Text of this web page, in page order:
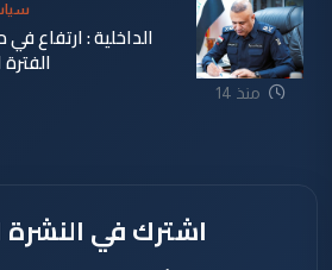
منذ 14
الداخلية : ارتفاع
الفترة
اشترك في النشرة